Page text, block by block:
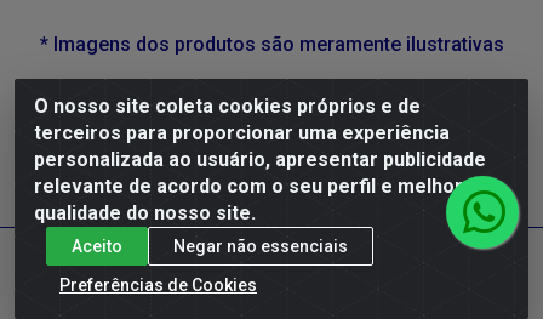
O nosso site coleta cookies próprios e de
terceiros para proporcionar uma experiência
personalizada ao usuário, apresentar publicidade
relevante de acordo com o seu perfil e melhorar a
qualidade do nosso site.
Aceito
Negar não essenciais
Preferências de Cookies
* Imagens dos produtos são meramente ilustrativas
DLP Vinhos - Av. Engenheiro Abdias de Carvalho, 962 -
Torrões, Recife/PE - CEP 50.640-525 - CNPJ
05.429.222/0001-48